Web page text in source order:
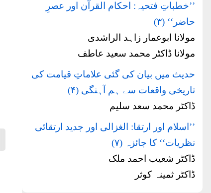
’’خطباتِ فتحیہ: احکام القرآن اور عصرِ
حاضر‘‘ (۳)
مولانا ابوعمار زاہد الراشدی
مولانا ڈاکٹر محمد سعید عاطف
حدیث میں بیان کی گئی علاماتِ قیامت کی
تاریخی واقعات سے ہم آہنگی (۴)
ڈاکٹر محمد سعد سلیم
’’اسلام اور ارتقا: الغزالی اور جدید ارتقائی
نظریات‘‘ کا جائزہ (۷)
ڈاکٹر شعیب احمد ملک
ڈاکٹر ثمینہ کوثر